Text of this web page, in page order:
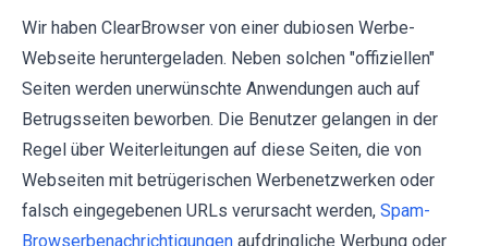
Wir haben ClearBrowser von einer dubiosen Werbe-
Webseite heruntergeladen. Neben solchen "offiziellen"
Seiten werden unerwünschte Anwendungen auch auf
Betrugsseiten beworben. Die Benutzer gelangen in der
Regel über Weiterleitungen auf diese Seiten, die von
Webseiten mit betrügerischen Werbenetzwerken oder
falsch eingegebenen URLs verursacht werden, Spam-
Browserbenachrichtigungen aufdringliche Werbung oder